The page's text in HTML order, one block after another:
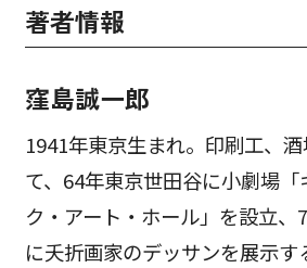
著者情報
窪島誠一郎
1941年東京生まれ。印刷工、
て、64年東京世田谷に小劇場「
ク・アート・ホール」を設立、
に夭折画家のデッサンを展示す